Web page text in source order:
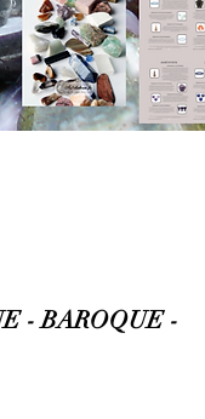
- BAROQUE -